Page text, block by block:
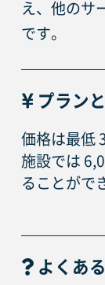
え、他のサ
です。
プラン
価格は最低
施設では
ることがで
よくあ